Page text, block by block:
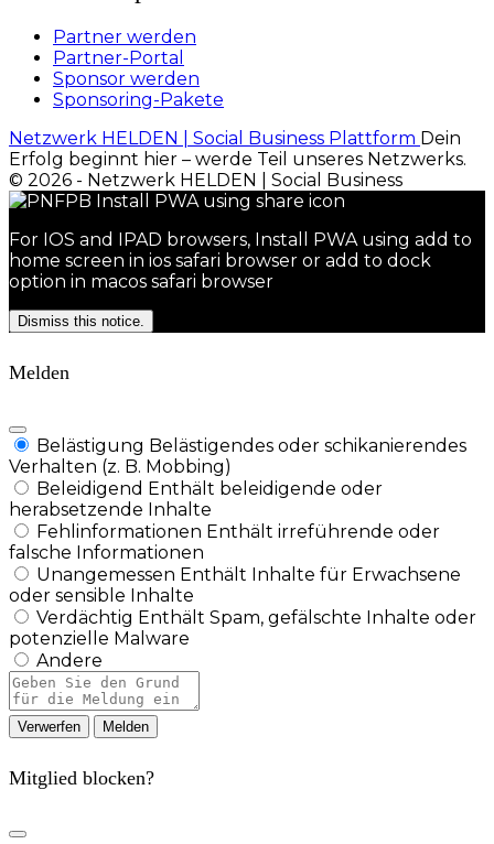
Partner werden
Partner-Portal
Sponsor werden
Sponsoring-Pakete
Netzwerk HELDEN | Social Business Plattform Dein
Erfolg beginnt hier – werde Teil unseres Netzwerks.
© 2026 - Netzwerk HELDEN | Social Business
For IOS and IPAD browsers, Install PWA using add to
home screen in ios safari browser or add to dock
option in macos safari browser
Dismiss this notice.
Melden
Belästigung Belästigendes oder schikanierendes
Verhalten (z. B. Mobbing)
Beleidigend Enthält beleidigende oder
herabsetzende Inhalte
Fehlinformationen Enthält irreführende oder
falsche Informationen
Unangemessen Enthält Inhalte für Erwachsene
oder sensible Inhalte
Verdächtig Enthält Spam, gefälschte Inhalte oder
potenzielle Malware
Andere
Berichtsnotiz
Melden
Mitglied blocken?